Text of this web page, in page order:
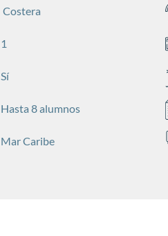
Costera
1
Sí
Hasta 8 alumnos
Mar Caribe